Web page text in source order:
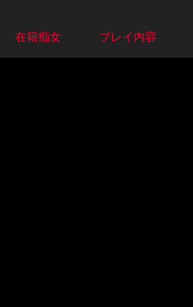
在籍痴女 プレイ内容